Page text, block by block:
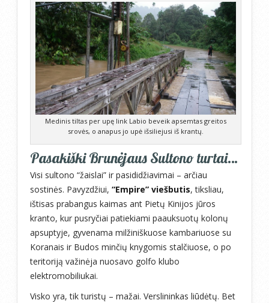
Medinis tiltas per upę link Labio beveik apsemtas greitos
srovės, o anapus jo upė išsiliejusi iš krantų.
Pasakiški Brunėjaus Sultono turtai…
Visi sultono “žaislai” ir pasididžiavimai – arčiau
sostinės. Pavyzdžiui, “Empire” viešbutis, tiksliau,
ištisas prabangus kaimas ant Pietų Kinijos jūros
kranto, kur pusryčiai patiekiami paauksuotų kolonų
apsuptyje, gyvenama milžiniškuose kambariuose su
Koranais ir Budos minčių knygomis stalčiuose, o po
teritoriją važinėja nuosavo golfo klubo
elektromobiliukai.
Visko yra, tik turistų – mažai. Verslininkas liūdėtų. Bet